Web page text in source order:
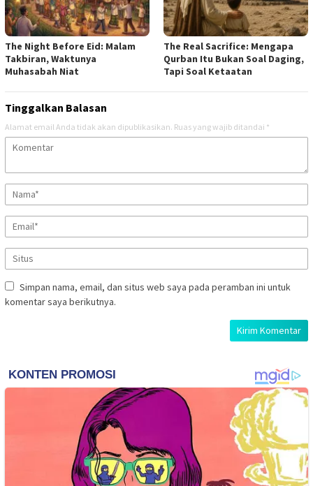
The Night Before Eid: Malam
Takbiran, Waktunya
Muhasabah Niat
The Real Sacrifice: Mengapa
Qurban Itu Bukan Soal Daging,
Tapi Soal Ketaatan
Tinggalkan Balasan
Alamat email Anda tidak akan dipublikasikan. Ruas yang wajib ditandai *
Simpan nama, email, dan situs web saya pada peramban ini untuk
komentar saya berikutnya.